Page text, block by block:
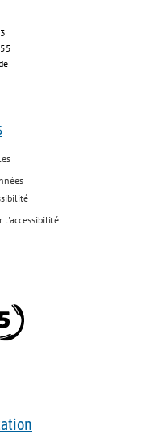
l'accessibilité